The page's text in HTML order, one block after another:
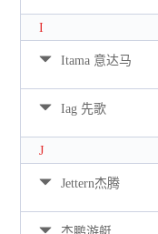
I
Itama 意达马
Iag 先歌
J
Jettern杰腾